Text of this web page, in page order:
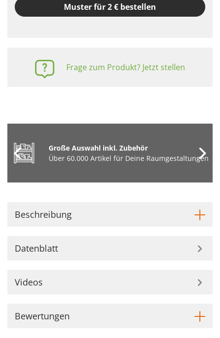
Muster für 2 € bestellen
Frage zum Produkt? Jetzt stellen
Große Auswahl inkl. Zubehör
Über 60.000 Artikel für Deine Raumgestaltungen
Beschreibung
Datenblatt
Videos
Bewertungen